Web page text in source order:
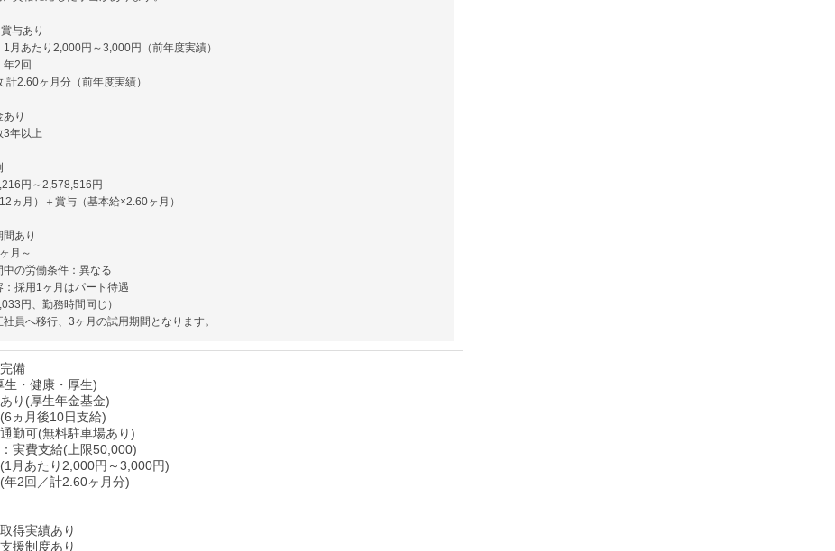
与あり
1月あたり2,000円～3,000円（前年度実績）
年2回
計2.60ヶ月分（前年度実績）
り
3年以上
円～2,578,516円
ヵ月）＋賞与（基本給×2.60ヶ月）
あり
月～
中の労働条件：異なる
：採用1ヶ月はパート待遇
円、勤務時間同じ）
社員へ移行、3ヶ月の試用期間となります。
備
生・健康・厚生)
り(厚生年金基金)
ヵ月後10日支給)
勤可(無料駐車場あり)
実費支給(上限50,000)
月あたり2,000円～3,000円)
年2回／計2.60ヶ月分)
得実績あり
援制度あり